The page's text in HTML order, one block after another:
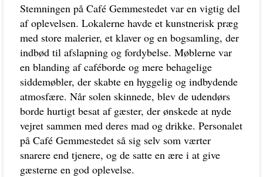
Stemningen på Café Gemmestedet var en vigtig del
af oplevelsen. Lokalerne havde et kunstnerisk præg
med store malerier, et klaver og en bogsamling, der
indbød til afslapning og fordybelse. Møblerne var
en blanding af caféborde og mere behagelige
siddemøbler, der skabte en hyggelig og indbydende
atmosfære. Når solen skinnede, blev de udendørs
borde hurtigt besat af gæster, der ønskede at nyde
vejret sammen med deres mad og drikke. Personalet
på Café Gemmestedet så sig selv som værter
snarere end tjenere, og de satte en ære i at give
gæsterne en god oplevelse.